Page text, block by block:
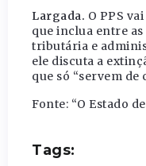
Largada. O PPS
que inclua entre
tributária e
ele discuta a
que só “servem de
Fonte: “O Estado
Tags: